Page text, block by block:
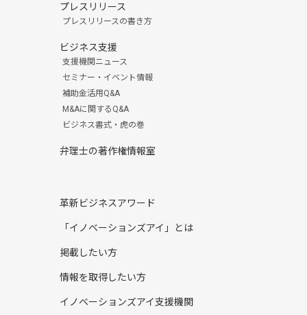
プレスリリース
プレスリリースの書き方
ビジネス支援
支援機関ニュース
セミナー・イベント情報
補助金活用Q&A
M&Aに関するQ&A
ビジネス書式・虎の巻
弁理士の著作権情報室
革新ビジネスアワード
「イノベーションズアイ」とは
掲載したい方
情報を取得したい方
イノベーションズアイ支援機関